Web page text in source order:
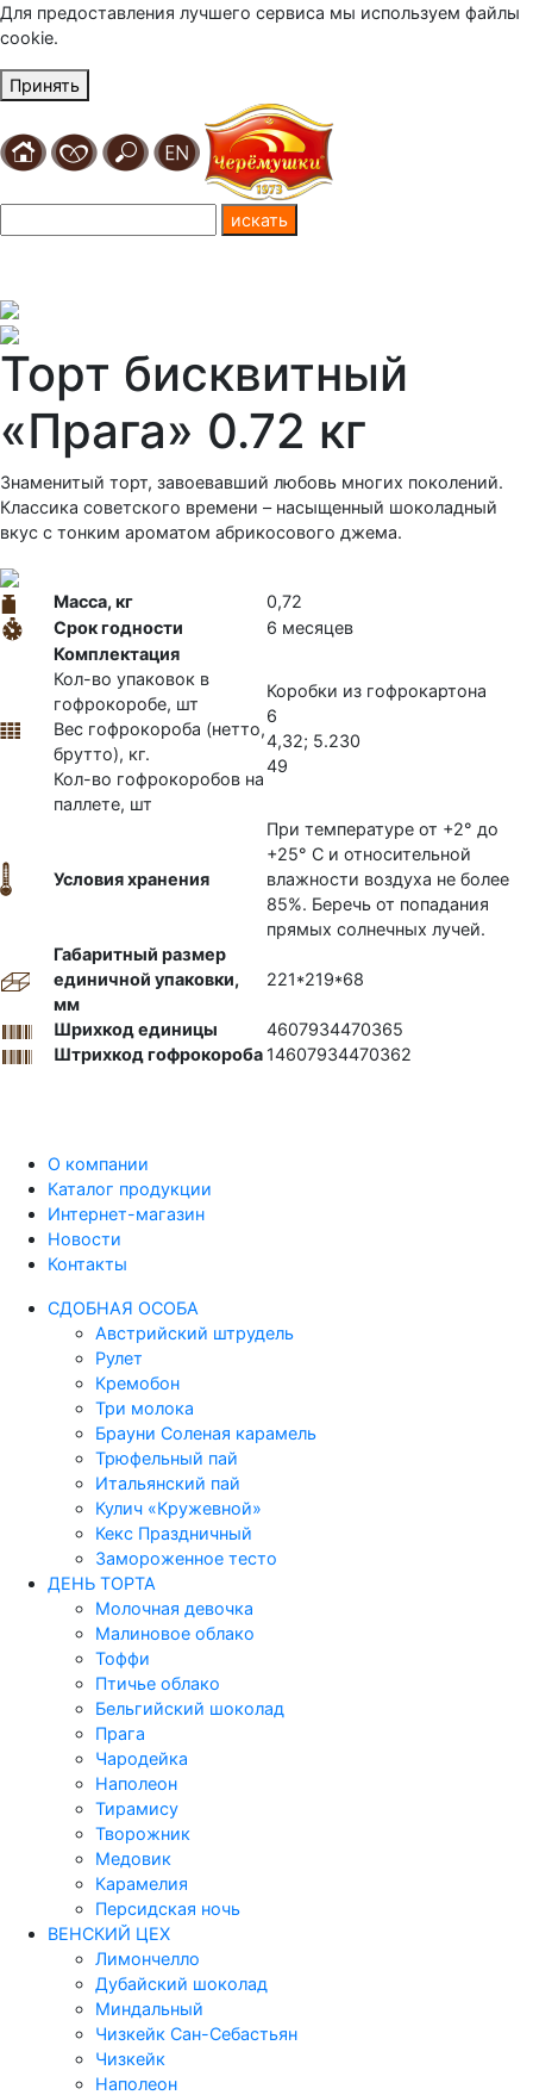
Для предоставления лучшего сервиса мы используем файлы
cookie.
Принять
Торт бисквитный
«Прага» 0.72 кг
Знаменитый торт, завоевавший любовь многих поколений.
Классика советского времени – насыщенный шоколадный
вкус с тонким ароматом абрикосового джема.
Масса, кг
0,72
Срок годности
6 месяцев
Комплектация
Кол-во упаковок в
гофрокоробе, шт
Вес гофрокороба (нетто,
брутто), кг.
Кол-во гофрокоробов на
паллете, шт
Коробки из гофрокартона
6
4,32; 5.230
49
Условия хранения
При температуре от +2° до
+25° C и относительной
влажности воздуха не более
85%. Беречь от попадания
прямых солнечных лучей.
Габаритный размер
единичной упаковки,
мм
221*219*68
Шрихкод единицы
4607934470365
Штрихкод гофрокороба 14607934470362
О компании
Каталог продукции
Интернет-магазин
Новости
Контакты
СДОБНАЯ ОСОБА
Австрийский штрудель
Рулет
Кремобон
Три молока
Брауни Соленая карамель
Трюфельный пай
Итальянский пай
Кулич «Кружевной»
Кекс Праздничный
Замороженное тесто
ДЕНЬ ТОРТА
Молочная девочка
Малиновое облако
Тоффи
Птичье облако
Бельгийский шоколад
Прага
Чародейка
Наполеон
Тирамису
Творожник
Медовик
Карамелия
Персидская ночь
ВЕНСКИЙ ЦЕХ
Лимончелло
Дубайский шоколад
Миндальный
Чизкейк Сан-Себастьян
Чизкейк
Наполеон